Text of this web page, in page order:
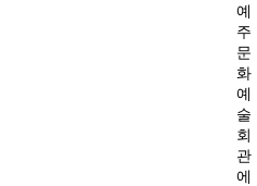
예
주
문
화
예
술
회
관
에